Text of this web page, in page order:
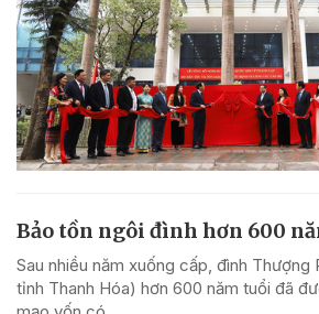
Bảo tồn ngôi đình hơn 600
Sau nhiều năm xuống cấp, đình Thượng
tỉnh Thanh Hóa) hơn 600 năm tuổi đã